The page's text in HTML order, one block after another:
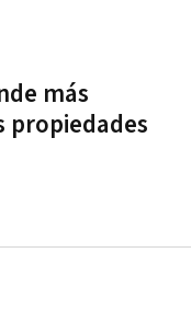
más
propiedades